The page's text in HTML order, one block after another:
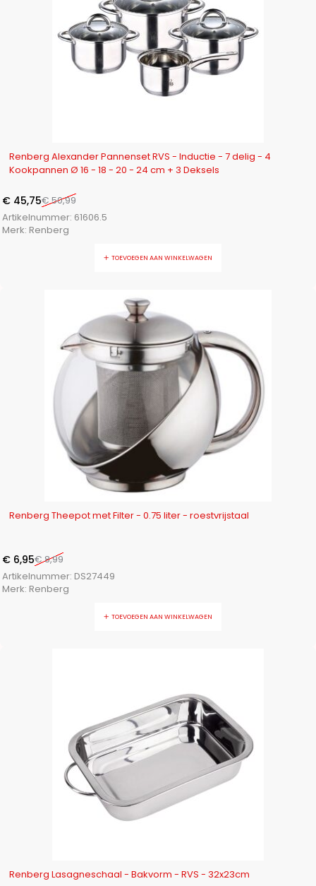
Renberg Alexander Pannenset RVS - Inductie - 7 delig - 4
Kookpannen Ø 16 - 18 - 20 - 24 cm + 3 Deksels
€50,99
€ 45,75
Artikelnummer: 61606.5
Merk: Renberg
TOEVOEGEN AAN WINKELWAGEN
Renberg Theepot met Filter - 0.75 liter - roestvrijstaal
€8,99
€ 6,95
Artikelnummer: DS27449
Merk: Renberg
TOEVOEGEN AAN WINKELWAGEN
Renberg Lasagneschaal - Bakvorm - RVS - 32x23cm